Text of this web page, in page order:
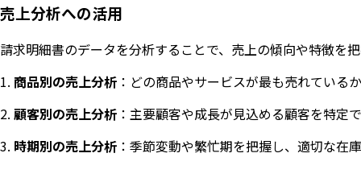
売上分析への活用
請求明細書のデータを分析することで、売上の傾向や特徴を
商品別の売上分析 ：どの商品やサービスが最も売れている
顧客別の売上分析 ：主要顧客や成長が見込める顧客を特定
時期別の売上分析 ：季節変動や繁忙期を把握し、適切な在